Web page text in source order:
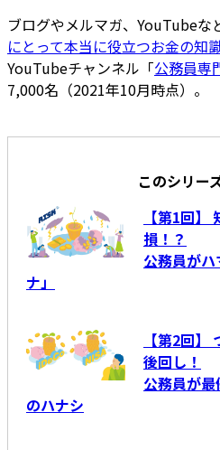
ブログやメルマガ、YouTubeな
にとって本当に役立つお金の知
YouTubeチャンネル「公務員専
7,000名（2021年10月時点）。
このシリー
【第1回】
損！？
公務員が
ナ」
【第2回
後回し！
公務員が
のハナシ